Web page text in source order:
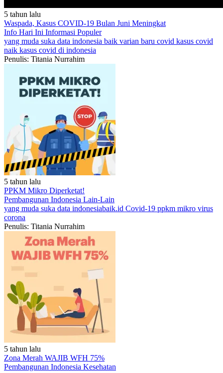
5 tahun lalu
Waspada, Kasus COVID-19 Bulan Juni Meningkat
Info Hari Ini Informasi Populer
yang muda suka data indonesia baik varian baru covid kasus covid
naik kasus covid di indonesia
Penulis: Titania Nurrahim
5 tahun lalu
PPKM Mikro Diperketat!
Pembangunan Indonesia Lain-Lain
yang muda suka data indonesiabaik.id Covid-19 ppkm mikro virus
corona
Penulis: Titania Nurrahim
5 tahun lalu
Zona Merah WAJIB WFH 75%
Pembangunan Indonesia Kesehatan